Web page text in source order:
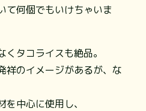
て何個でもいけちゃいま
タコライスも絶品。
祥のイメージがあるが、な
中心に使用し、